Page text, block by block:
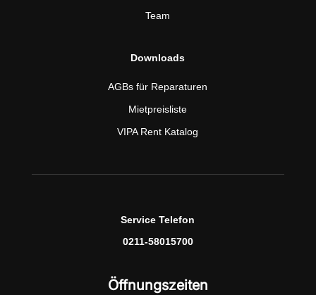
Team
Downloads
AGBs für Reparaturen
Mietpreisliste
VIPA Rent Katalog
Service Telefon
0211-58015700
Öffnungszeiten